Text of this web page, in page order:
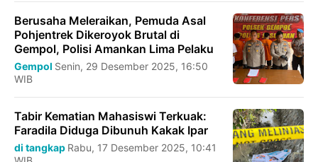
Berusaha Meleraikan, Pemuda Asal
Pohjentrek Dikeroyok Brutal di
Gempol, Polisi Amankan Lima Pelaku
Gempol Senin, 29 Desember 2025, 16:50
WIB
Tabir Kematian Mahasiswi Terkuak:
Faradila Diduga Dibunuh Kakak Ipar
di tangkap Rabu, 17 Desember 2025, 10:41